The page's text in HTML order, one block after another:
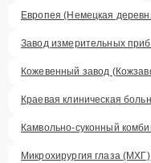
Европея (Немецкая
Завод измерительных
Кожевенный завод
Краевая клиническая
Камвольно-суконный
Микрохирургия глаза (МХГ)